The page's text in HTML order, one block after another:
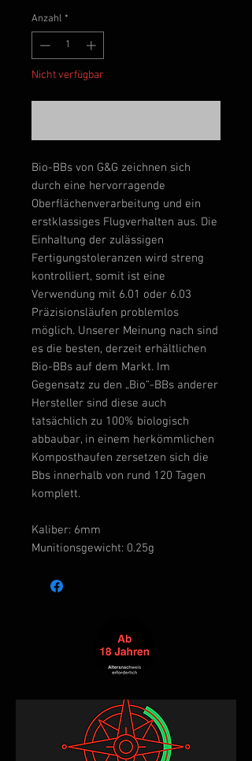
Anzahl *
Nicht verfügbar
Bio-BBs von G&G zeichnen sich
durch eine hervorragende
Oberflächenverarbeitung und ein
erstklassiges Flugverhalten aus. Die
Einhaltung der zulässigen
Fertigungstoleranzen wird streng
kontrolliert, somit ist eine
Verwendung mit 6.01 oder 6.03
Präzisionsläufen problemlos
möglich. Unserer Meinung nach sind
es die besten, derzeit erhältlichen
Bio-BBs auf dem Markt. Im
Gegensatz zu den „Bio“-BBs anderer
Hersteller sind diese auch
tatsächlich zu 100% biologisch
abbaubar, in einem herkömmlichen
Komposthaufen zersetzen sich die
Bbs innerhalb von rund 120 Tagen
komplett.
Kaliber: 6mm
Munitionsgewicht: 0.25g